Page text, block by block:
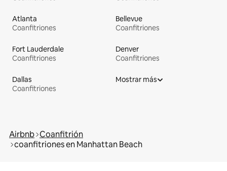
Atlanta
Coanfitriones
Bellevue
Coanfitriones
Fort Lauderdale
Coanfitriones
Denver
Coanfitriones
Dallas
Coanfitriones
Mostrar más
Airbnb Coanfitrión
coanfitriones en Manhattan Beach